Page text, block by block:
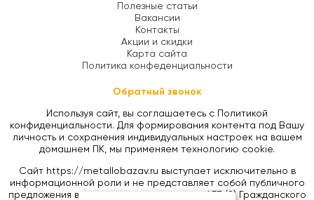
Полезные статьи
Вакансии
Контакты
Акции и скидки
Карта сайта
Политика конфеденциальности
Обратный звонок
Используя сайт, вы соглашаетесь с Политикой
конфиденциальности. Для формирования контента под Вашу
личность и сохранения индивидуальных настроек на вашем
домашнем ПК, мы применяем технологию cookie.
Сайт https://metallobazav.ru выступает исключительно в
информационной роли и не представляет собой публичного
предложения в соответствии со статьей 437 (2) Гражданского